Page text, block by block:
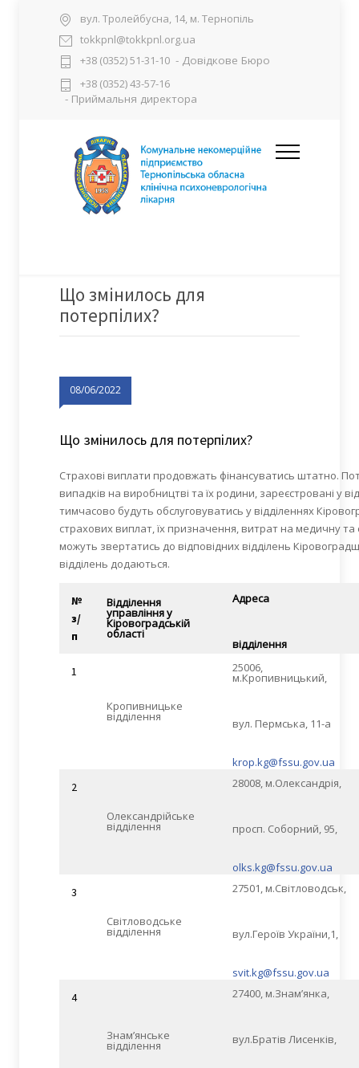
вул. Тролейбусна, 14, м. Тернопіль
tokkpnl@tokkpnl.org.ua
+38 (0352) 51-31-10 - Довідкове Бюро
+38 (0352) 43-57-16
- Приймальня директора
Що змінилось для
потерпілих?
08/06/2022
Що змінилось для потерпілих?
Страхові виплати продовжать фінансуватись штатно.
випадків на виробництві та їх родини, зареєстровані у
тимчасово будуть обслуговуватись у відділеннях
страхових виплат, їх призначення, витрат на медичну та
можуть звертатись до відповідних відділень
відділень додаються.
№
з/
п
Відділення
управління у
Кіровоградській
області
Адреса
відділення
1
Кропивницьке
відділення
25006,
м.Кропивницький,
вул. Пермська, 11-а
krop.kg@fssu.gov.ua
2
Олександрійське
відділення
28008, м.Олександрія,
просп. Соборний, 95,
olks.kg@fssu.gov.ua
3
Світловодське
відділення
27501, м.Світловодськ,
вул.Героїв України,1,
svit.kg@fssu.gov.ua
4
Знам’янське
відділення
27400, м.Знам’янка,
вул.Братів Лисенків,